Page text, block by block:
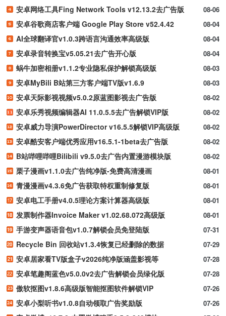
08-06
安卓网络工具Fing Network Tools v12.13.2去广告版
08-04
安卓谷歌商店客户端 Google Play Store v52.4.42
08-04
AI全球翻译官v1.0.3跨语言沟通效率高级版
08-04
安卓录音转换宝v5.05.21去广告开心版
08-03
蜗牛加密相册v1.1.2专业隐私保护解锁高级版
08-03
安卓MyBili B站第三方客户端TV版v1.6.9
08-02
安卓天际影视视频v5.0.2原蓝图影视去广告版
08-02
安卓乐秀视频编辑器AI 11.0.5.5去广告解锁VIP版
08-02
安卓威力导演PowerDirector v16.5.5解锁VIP高级版
08-02
安卓酷安客户端优秀应用v16.5.1-1beta去广告版
08-02
B站哔哩哔哩Bilibili v9.5.0去广告内置漫游模块版
08-01
栗子漫画v1.1.0去广告纯净版-免费高清漫画
08-01
青漫漫画v4.3.6免广告获取特权重制修复版
08-01
安卓电工手册v4.0.5理论方案计算器高级版
08-01
发票制作器Invoice Maker v1.02.68.072高级版
07-31
手游变声器语音包v1.0.7解锁会员免登陆版
07-29
Recycle Bin 回收站v1.3.4恢复已经删除的数据
07-28
安卓居家看TV版盒子v2026纯净版涵盖影视等
07-28
安卓笔趣阁蓝色v5.0.0v2去广告解锁会员绿化版
07-26
傲软抠图v1.8.6高级版智能抠图软件解锁VIP
07-26
安卓小梨听书v1.0.8自动领取广告奖励版